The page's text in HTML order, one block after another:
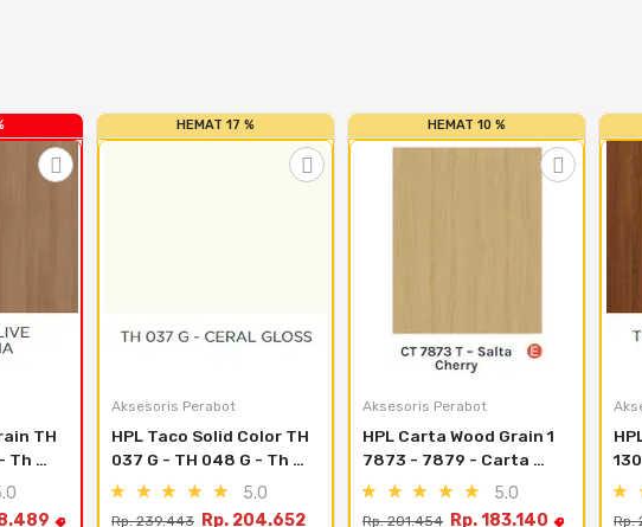
TH
Th
HEMAT 17 %
Aksesoris Perabot
HPL Taco Solid Color TH
037 G - TH 048 G - Th
037 G - Ceral Gloss
5.0
Rp. 239.443 Rp. 204.652
HEMAT 10 %
Aksesoris Perabot
HPL Carta Wood Grain 1
7873 - 7879 - Carta
7876 Shannon Teak T
5.0
Rp. 201.454 Rp. 183.140 Rp.